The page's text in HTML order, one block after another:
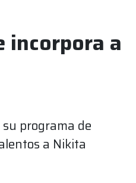
incorpora a
programa de
a Nikita